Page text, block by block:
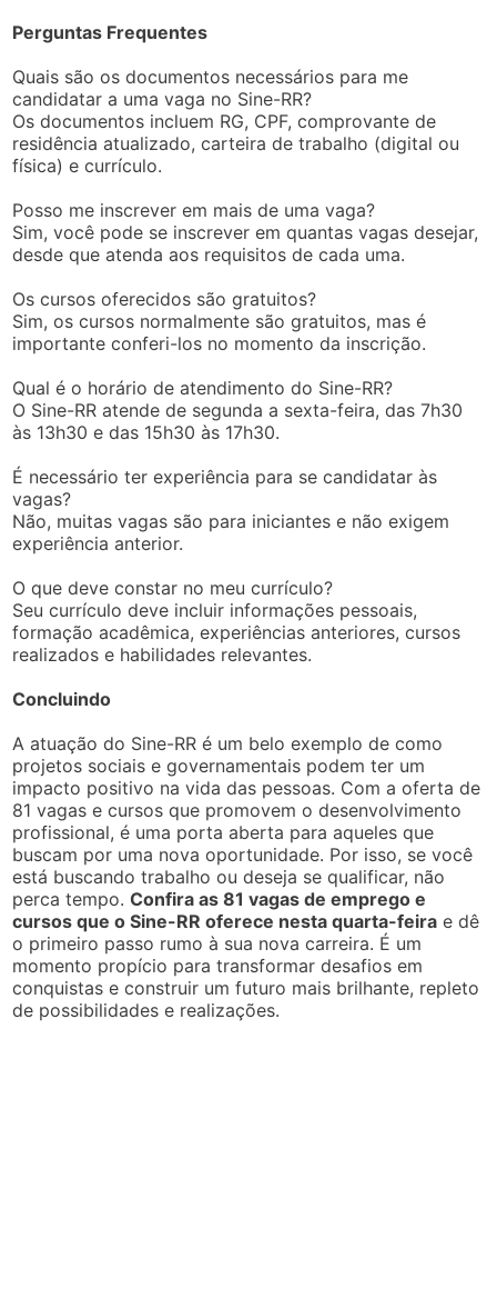
Perguntas Frequentes
Quais são os documentos necessários para me
candidatar a uma vaga no Sine-RR?
Os documentos incluem RG, CPF, comprovante de
residência atualizado, carteira de trabalho (digital ou
física) e currículo.
Posso me inscrever em mais de uma vaga?
Sim, você pode se inscrever em quantas vagas desejar,
desde que atenda aos requisitos de cada uma.
Os cursos oferecidos são gratuitos?
Sim, os cursos normalmente são gratuitos, mas é
importante conferi-los no momento da inscrição.
Qual é o horário de atendimento do Sine-RR?
O Sine-RR atende de segunda a sexta-feira, das 7h30
às 13h30 e das 15h30 às 17h30.
É necessário ter experiência para se candidatar às
vagas?
Não, muitas vagas são para iniciantes e não exigem
experiência anterior.
O que deve constar no meu currículo?
Seu currículo deve incluir informações pessoais,
formação acadêmica, experiências anteriores, cursos
realizados e habilidades relevantes.
Concluindo
A atuação do Sine-RR é um belo exemplo de como
projetos sociais e governamentais podem ter um
impacto positivo na vida das pessoas. Com a oferta de
81 vagas e cursos que promovem o desenvolvimento
profissional, é uma porta aberta para aqueles que
buscam por uma nova oportunidade. Por isso, se você
está buscando trabalho ou deseja se qualificar, não
perca tempo.Confira as 81 vagas de emprego e
cursos que o Sine-RR oferece nesta quarta-feira e dê
o primeiro passo rumo à sua nova carreira. É um
momento propício para transformar desafios em
conquistas e construir um futuro mais brilhante, repleto
de possibilidades e realizações.